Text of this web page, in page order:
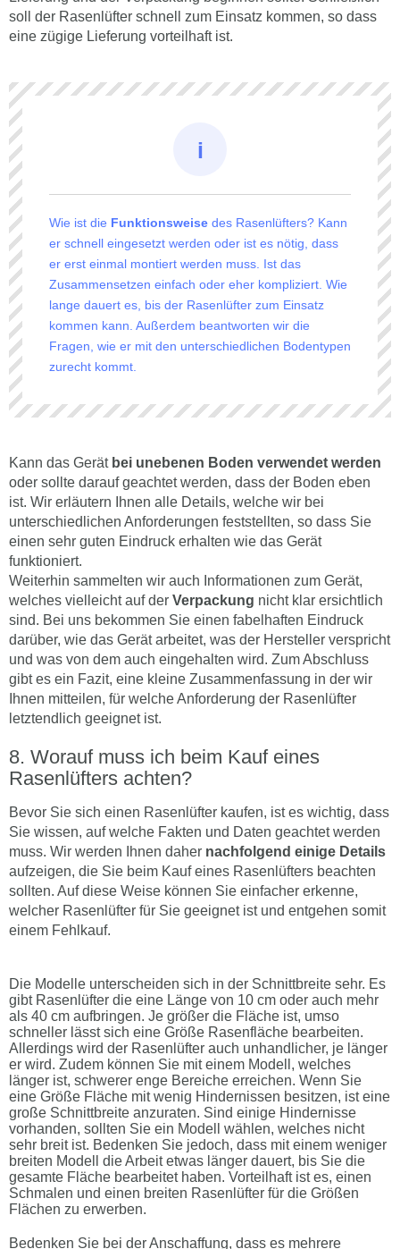
soll der Rasenlüfter schnell zum Einsatz kommen, so dass
eine zügige Lieferung vorteilhaft ist.
Wie ist die Funktionsweise des Rasenlüfters? Kann
er schnell eingesetzt werden oder ist es nötig, dass
er erst einmal montiert werden muss. Ist das
Zusammensetzen einfach oder eher kompliziert. Wie
lange dauert es, bis der Rasenlüfter zum Einsatz
kommen kann. Außerdem beantworten wir die
Fragen, wie er mit den unterschiedlichen Bodentypen
zurecht kommt.
Kann das Gerät bei unebenen Boden verwendet werden
oder sollte darauf geachtet werden, dass der Boden eben
ist. Wir erläutern Ihnen alle Details, welche wir bei
unterschiedlichen Anforderungen feststellten, so dass Sie
einen sehr guten Eindruck erhalten wie das Gerät
funktioniert.
Weiterhin sammelten wir auch Informationen zum Gerät,
welches vielleicht auf der Verpackung nicht klar ersichtlich
sind. Bei uns bekommen Sie einen fabelhaften Eindruck
darüber, wie das Gerät arbeitet, was der Hersteller verspricht
und was von dem auch eingehalten wird. Zum Abschluss
gibt es ein Fazit, eine kleine Zusammenfassung in der wir
Ihnen mitteilen, für welche Anforderung der Rasenlüfter
letztendlich geeignet ist.
Worauf muss ich beim Kauf eines
Rasenlüfters achten?
Bevor Sie sich einen Rasenlüfter kaufen, ist es wichtig, dass
Sie wissen, auf welche Fakten und Daten geachtet werden
muss. Wir werden Ihnen daher nachfolgend einige Details
aufzeigen, die Sie beim Kauf eines Rasenlüfters beachten
sollten. Auf diese Weise können Sie einfacher erkenne,
welcher Rasenlüfter für Sie geeignet ist und entgehen somit
einem Fehlkauf.
Die Modelle unterscheiden sich in der Schnittbreite sehr. Es
gibt Rasenlüfter die eine Länge von 10 cm oder auch mehr
als 40 cm aufbringen. Je größer die Fläche ist, umso
schneller lässt sich eine Größe Rasenfläche bearbeiten.
Allerdings wird der Rasenlüfter auch unhandlicher, je länger
er wird. Zudem können Sie mit einem Modell, welches
länger ist, schwerer enge Bereiche erreichen. Wenn Sie
eine Größe Fläche mit wenig Hindernissen besitzen, ist eine
große Schnittbreite anzuraten. Sind einige Hindernisse
vorhanden, sollten Sie ein Modell wählen, welches nicht
sehr breit ist. Bedenken Sie jedoch, dass mit einem weniger
breiten Modell die Arbeit etwas länger dauert, bis Sie die
gesamte Fläche bearbeitet haben. Vorteilhaft ist es, einen
Schmalen und einen breiten Rasenlüfter für die Größen
Flächen zu erwerben.
Bedenken Sie bei der Anschaffung, dass es mehrere